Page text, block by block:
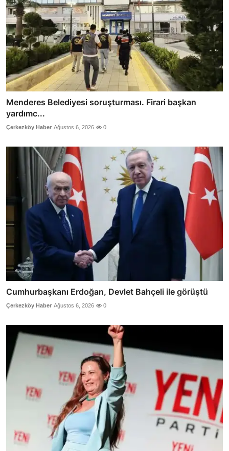
Menderes Belediyesi soruşturması. Firari başkan
yardımc...
Çerkezköy Haber Ağustos 6, 2026 0
Cumhurbaşkanı Erdoğan, Devlet Bahçeli ile görüştü
Çerkezköy Haber Ağustos 6, 2026 0